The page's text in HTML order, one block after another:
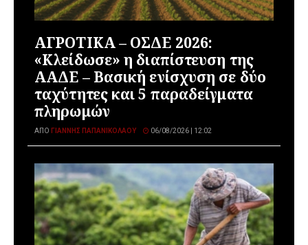
ΑΓΡΟΤΙΚΑ – ΟΣΔΕ 2026:
«Κλείδωσε» η διαπίστευση της
ΑΑΔΕ – Βασική ενίσχυση σε δύο
ταχύτητες και 5 παραδείγματα
πληρωμών
ΑΠΌ ΓΙΆΝΝΗΣ ΠΑΠΑΝΙΚΟΛΆΟΥ 06/08/2026 | 12:02